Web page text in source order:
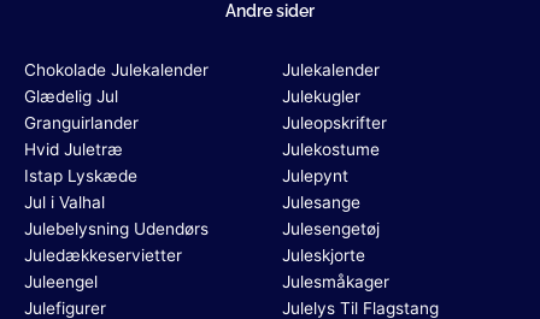
Andre sider
Chokolade Julekalender
Glædelig Jul
Granguirlander
Hvid Juletræ
Istap Lyskæde
Jul i Valhal
Julebelysning Udendørs
Juledækkeservietter
Juleengel
Julefigurer
Julekalender
Julekugler
Juleopskrifter
Julekostume
Julepynt
Julesange
Julesengetøj
Juleskjorte
Julesmåkager
Julelys Til Flagstang